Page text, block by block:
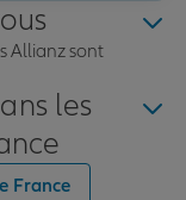
Allianz sont
les
France